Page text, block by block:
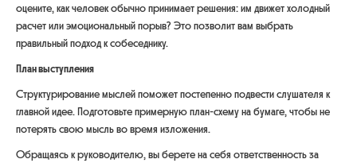
оцените, как человек обычно принимает решения: им движет холодный
расчет или эмоциональный порыв? Это позволит вам выбрать
правильный подход к собеседнику.
План выступления
Структурирование мыслей поможет постепенно подвести слушателя к
главной идее. Подготовьте примерную план-схему на бумаге, чтобы не
потерять свою мысль во время изложения.
Обращаясь к руководителю, вы берете на себя ответственность за